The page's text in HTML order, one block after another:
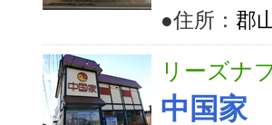
●住所： 郡
リーズナ
中国家